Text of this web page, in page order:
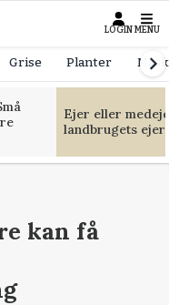
LOGIN MENU
Grise Planter
Ejer eller
landbrugets
kan få